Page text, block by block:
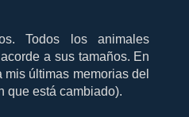
Todos los animales
a sus tamaños. En
últimas memorias del
que está cambiado).